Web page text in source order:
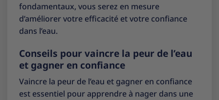
fondamentaux, vous serez en mesure
d’améliorer votre efficacité et votre confiance
dans l’eau.
Conseils pour vaincre la peur de l’eau
et gagner en confiance
Vaincre la peur de l’eau et gagner en confiance
est essentiel pour apprendre à nager dans une